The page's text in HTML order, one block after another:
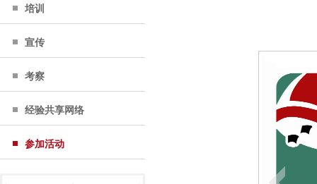
培训
宣传
考察
经验共享网络
参加活动